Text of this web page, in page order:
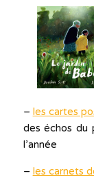
– les cartes
des échos du
l’année
– les carnets